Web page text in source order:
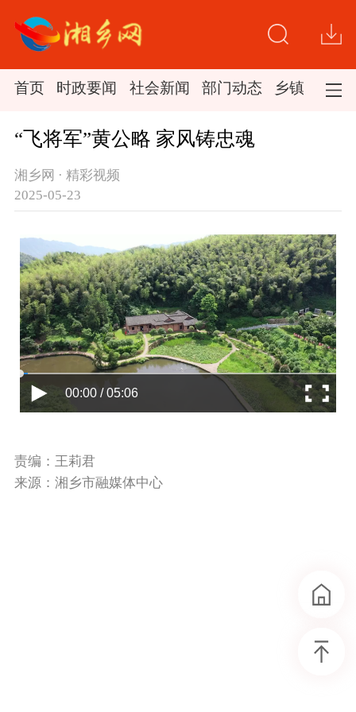
首页 时政要闻 社会新闻 部门动态 乡镇新闻
“飞将军”黄公略 家风铸忠魂
湘乡网 · 精彩视频
2025-05-23
00:00 / 05:06
责编：王莉君
来源：湘乡市融媒体中心